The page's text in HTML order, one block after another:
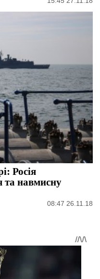
Росія
та навмисну
08:47 26.11.18